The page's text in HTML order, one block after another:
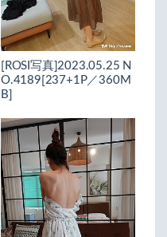
[ROSI写真]2023.05.25 N
O.4189[237+1P／360M
B]